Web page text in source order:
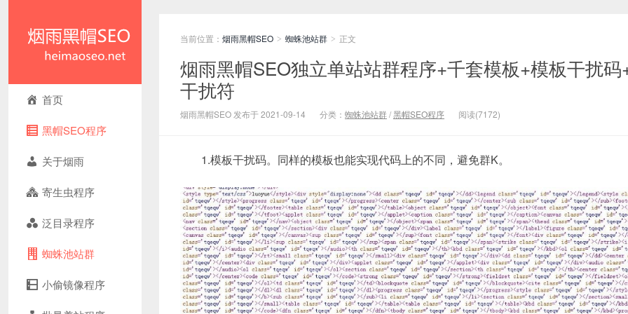
首页
黑帽SEO程序
关于烟雨
寄生虫程序
泛目录程序
蜘蛛池站群
小偷镜像程序
当前位置： 烟雨黑帽SEO > 蜘蛛池站群 > 正文
烟雨黑帽SEO独立单站站群程序+千套模板+模板干扰码
干扰符
烟雨黑帽SEO 发布于 2021-09-14 分类： 蜘蛛池站群/黑帽SEO程序 阅读(7172)
1.模板干扰码。同样的模板也能实现代码上的不同，避免群K。